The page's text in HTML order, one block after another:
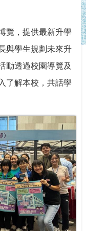
覽，提供最新升學
與學生規劃未來升
動透過校園導覽及
了解本校，共話學